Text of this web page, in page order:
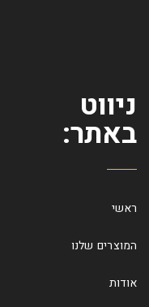
ניווט
באתר:
ראשי
המוצרים שלנו
אודות